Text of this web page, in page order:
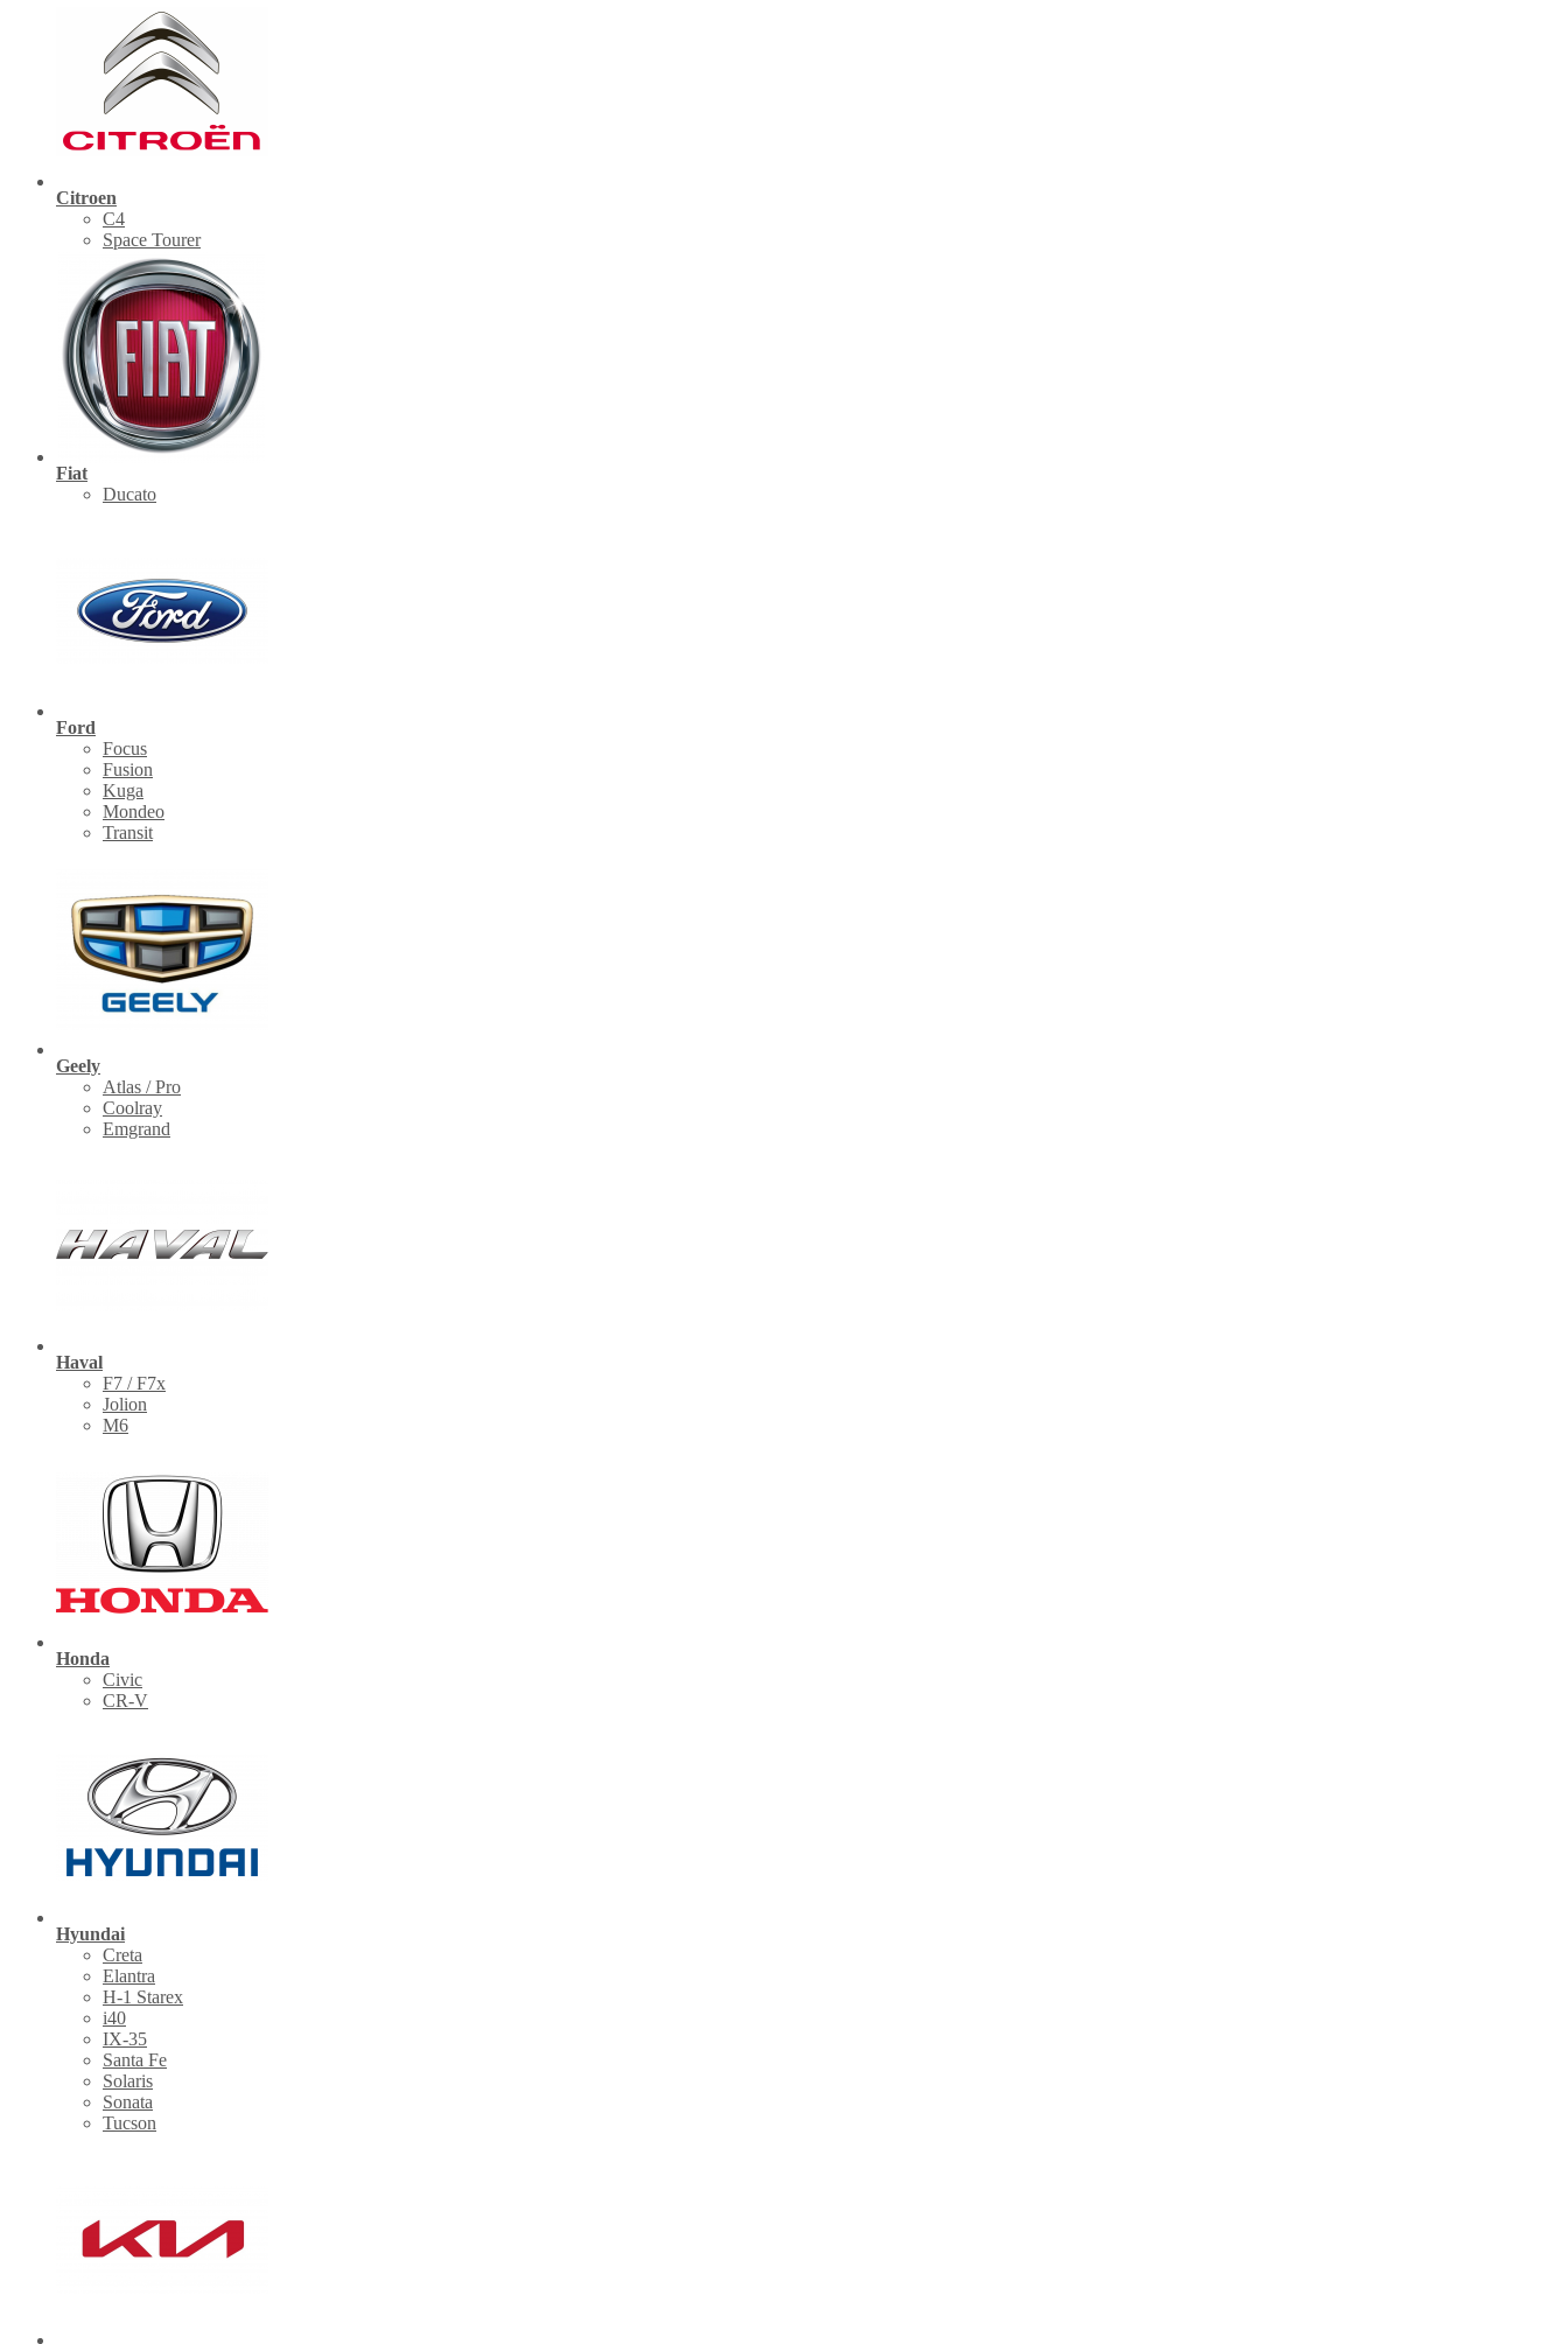
Citroen
C4
Space Tourer
Fiat
Ducato
Ford
Focus
Fusion
Kuga
Mondeo
Transit
Geely
Atlas / Pro
Coolray
Emgrand
Haval
F7 / F7x
Jolion
M6
Honda
Civic
CR-V
Hyundai
Creta
Elantra
H-1 Starex
i40
IX-35
Santa Fe
Solaris
Sonata
Tucson